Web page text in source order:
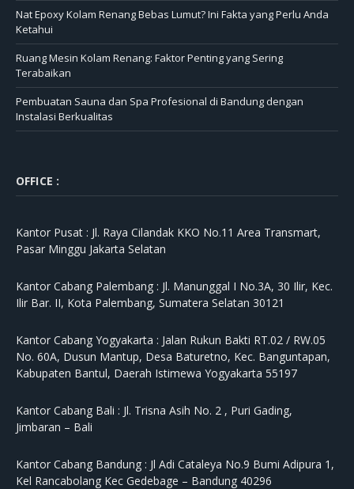
Nat Epoxy Kolam Renang Bebas Lumut? Ini Fakta yang Perlu Anda
Ketahui
Ruang Mesin Kolam Renang: Faktor Penting yang Sering
Terabaikan
Pembuatan Sauna dan Spa Profesional di Bandung dengan
Instalasi Berkualitas
OFFICE :
Kantor Pusat : Jl. Raya Cilandak KKO No.11 Area Transmart,
Pasar Minggu Jakarta Selatan
Kantor Cabang Palembang : Jl. Manunggal I No.3A, 30 Ilir, Kec.
Ilir Bar. II, Kota Palembang, Sumatera Selatan 30121
Kantor Cabang Yogyakarta : Jalan Rukun Bakti RT.02 / RW.05
No. 60A, Dusun Mantup, Desa Baturetno, Kec. Banguntapan,
Kabupaten Bantul, Daerah Istimewa Yogyakarta 55197
Kantor Cabang Bali : Jl. Trisna Asih No. 2 , Puri Gading,
Jimbaran – Bali
Kantor Cabang Bandung : Jl Adi Cataleya No.9 Bumi Adipura 1,
Kel Rancabolang Kec Gedebage – Bandung 40296